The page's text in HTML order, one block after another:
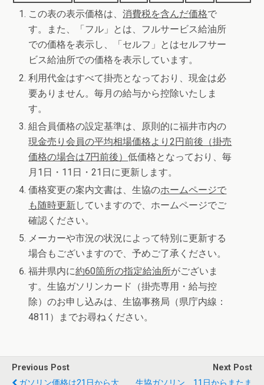
この表の表示価格は、消費税を含んだ価格で
す。また、「フル」とは、フルサービス給油所
での価格を表示し、「セルフ」とはセルフサー
ビス給油所での価格を表示しています。
利用代金はすべて掛売となっており、現金は必
要ありません。毎月の給与から控除いたしま
す。
組合員価格の設定基準は、原則的に福井市内の
現金売り会員の平均相場価格より2円前後（掛売
価格の場合は7円前後）低価格となっており、毎
月1日・11日・21日に更新します。
価格変更の案内文書は、生協のホームページで
も随時更新していますので、ホームページでご
確認ください。
メーカーや市況の状況によって特別に更新する
場合もございますので、予めご了承ください。
福井県内に約60箇所の指定給油所がございま
す。生協ガソリンカード（掛売専用・給与控
除）のお申し込みは、生協事務局（県庁内線：
4811）までお尋ねください。
Previous Post
Next Post